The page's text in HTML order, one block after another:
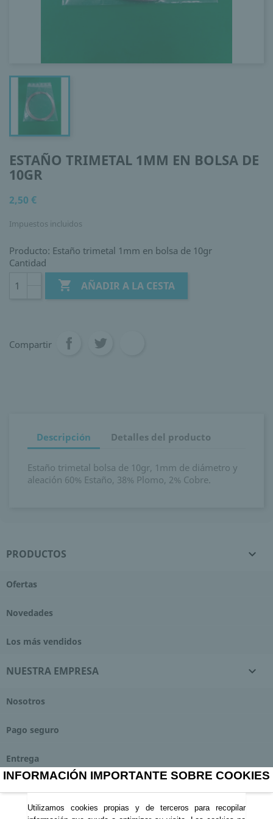
INFORMACIÓN IMPORTANTE SOBRE COOKIES
Utilizamos cookies propias y de terceros para recopilar
ESTAÑO TRIMETAL 1MM EN BOLSA DE
10GR
2,50 €
Impuestos incluidos
Producto: Estaño trimetal 1mm en bolsa de 10gr
Cantidad
 AÑADIR A LA CESTA
Compartir
Descripción Detalles del producto
Estaño trimetal bolsa de 10gr, 1mm de diámetro y
aleación 60% Estaño, 38% Plomo, 2% Cobre.
PRODUCTOS 
Ofertas
Novedades
Los más vendidos
NUESTRA EMPRESA 
Nosotros
Pago seguro
Entrega
Tienda